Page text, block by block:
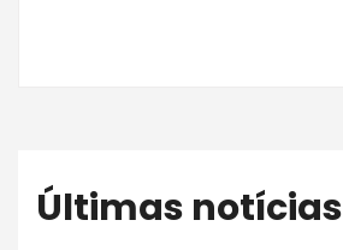
Últimas notícias